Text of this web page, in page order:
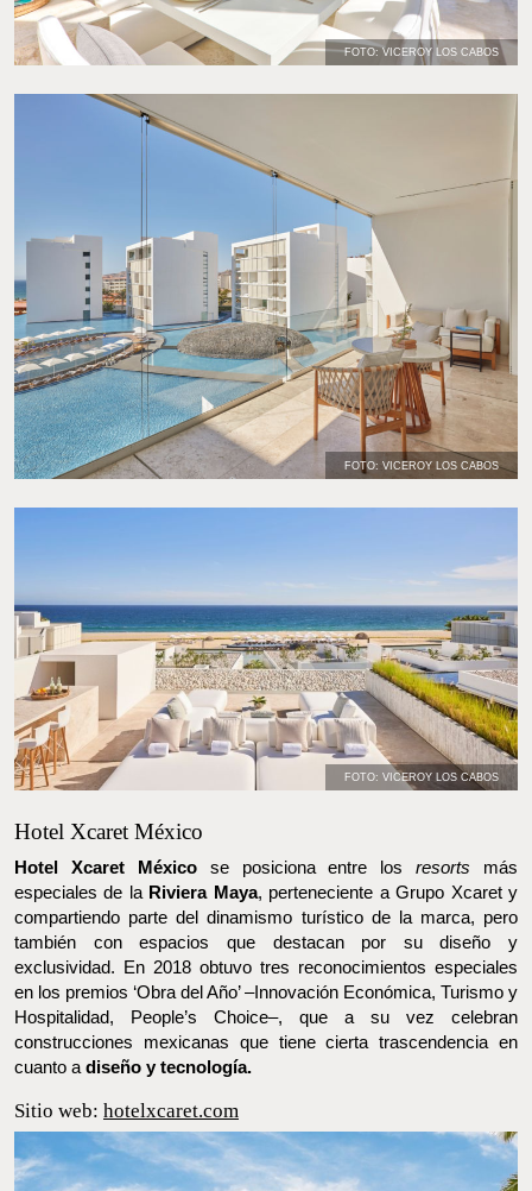
FOTO: VICEROY LOS CABOS
FOTO: VICEROY LOS CABOS
FOTO: VICEROY LOS CABOS
Hotel Xcaret México
Hotel Xcaret México se posiciona entre losresortsmás
especiales de laRiviera Maya, perteneciente a Grupo Xcaret y
compartiendo parte del dinamismo turístico de la marca, pero
también con espacios que destacan por su diseño y exclusividad.
En 2018 obtuvo tres reconocimientos especiales en los premios
‘Obra del Año’ –Innovación Económica, Turismo y Hospitalidad,
People’s Choice–, que a su vez celebran construcciones